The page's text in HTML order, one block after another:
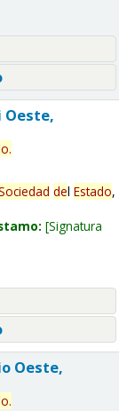
Oeste,
.
del Estado,
Signatura
Oeste,
.